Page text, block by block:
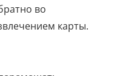
во
карты.